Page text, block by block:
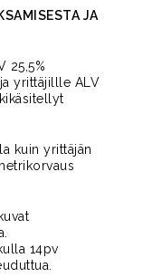
JA
25,5%
yrittäjillle ALV
kuin yrittäjän
14pv